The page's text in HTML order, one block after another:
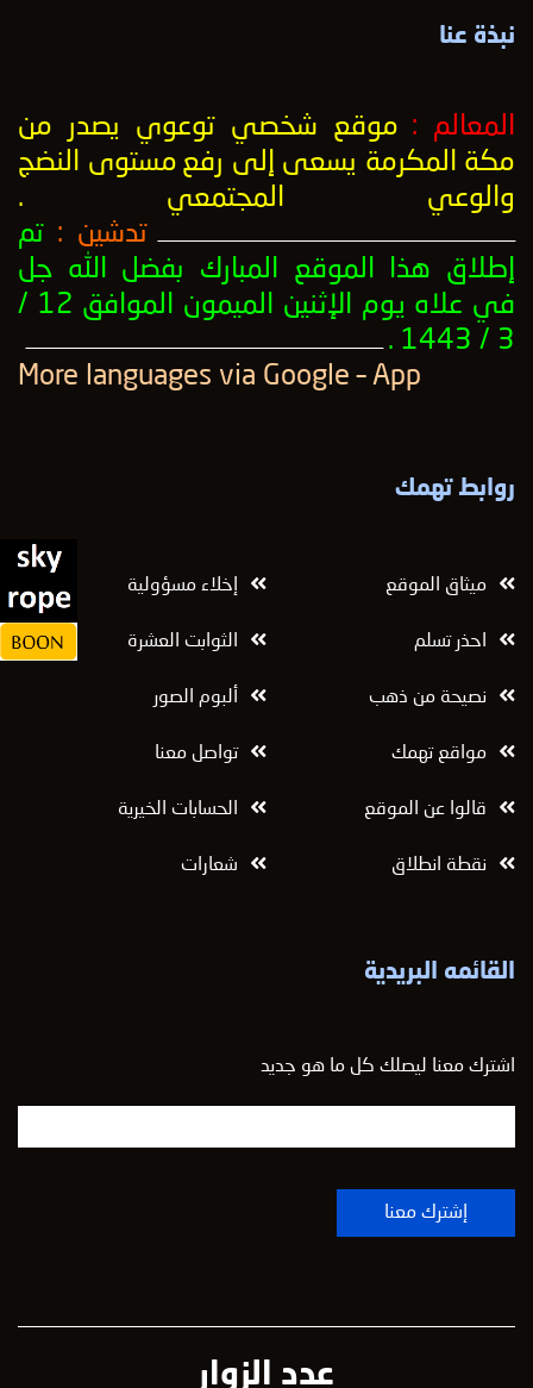
نبذة عنا
المعالم : موقع شخصي توعوي يصدر من
مكة المكرمة يسعى إلى رفع مستوى النضج
والوعي المجتمعي .
ــــــــــــــــــــــــــــــــــــــــــــــــــــــــــــــــــــــــــــــــــــــــــــــــــــ تدشين : تم
إطلاق هذا الموقع المبارك بفضل الله جل
في علاه يوم الإثنين الميمون الموافق 12 /
3 / 1443 .
ــــــــــــــــــــــــــــــــــــــــــــــــــــــــــــــــــــــــــــــــــــــــــــــــــــ
روابط تهمك
ميثاق الموقع إخلاء مسؤولية
احذر تسلم الثوابت العشرة
نصيحة من ذهب ألبوم الصور
مواقع تهمك تواصل معنا
قالوا عن الموقع الحسابات الخيرية
نقطة انطلاق شعارات
القائمه البريدية
اشترك معنا ليصلك كل ما هو جديد
عدد الزوار